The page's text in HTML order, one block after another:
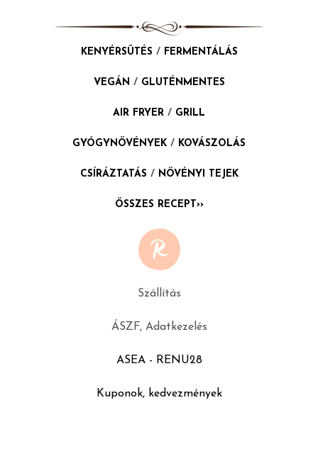
KENYÉRSÜTÉS / FERMENTÁLÁS
VEGÁN / GLUTÉNMENTES
AIR FRYER / GRILL
GYÓGYNÖVÉNYEK / KOVÁSZOLÁS
CSÍRÁZTATÁS / NÖVÉNYI TEJEK
ÖSSZES RECEPT››
Szállítás
ÁSZF, Adatkezelés
ASEA - RENU28
Kuponok, kedvezmények